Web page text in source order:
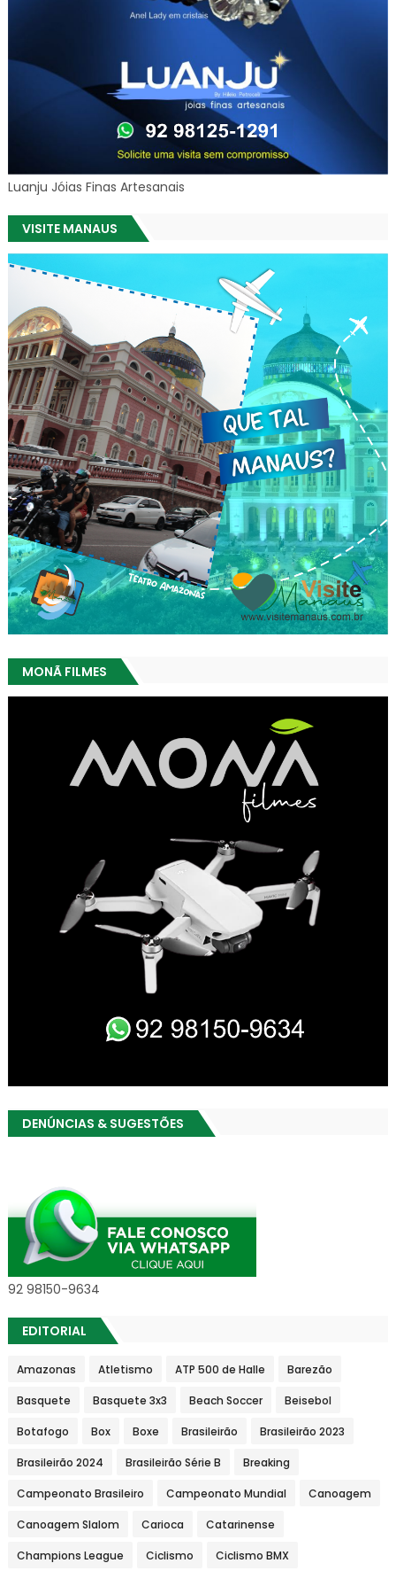
Luanju Jóias Finas Artesanais
VISITE MANAUS
MONÃ FILMES
DENÚNCIAS & SUGESTÕES
92 98150-9634
EDITORIAL
Amazonas Atletismo ATP 500 de Halle Barezão
Basquete Basquete 3x3 Beach Soccer Beisebol
Botafogo Box Boxe Brasileirão Brasileirão 2023
Brasileirão 2024 Brasileirão Série B Breaking
Campeonato Brasileiro Campeonato Mundial Canoagem
Canoagem Slalom Carioca Catarinense
Champions League Ciclismo Ciclismo BMX